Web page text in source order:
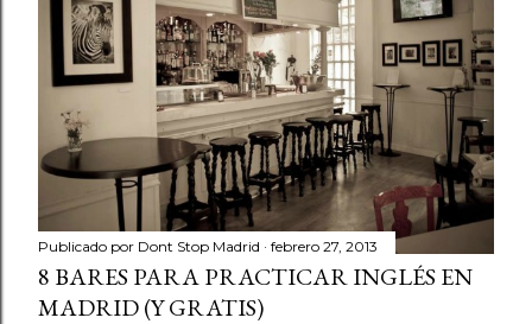
Publicado por Dont Stop Madrid febrero 27, 2013
8 BARES PARA PRACTICAR INGLÉS EN
MADRID (Y GRATIS)